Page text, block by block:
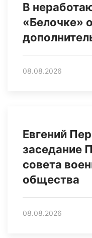
В
«Белочке»
08.08.2026
Евгений
заседание
совета
общества
08.08.2026